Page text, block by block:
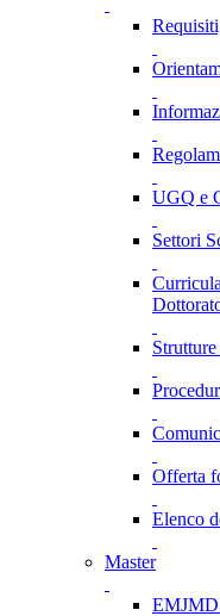
UGQ e
Settori
Offerta
Elenco
Master